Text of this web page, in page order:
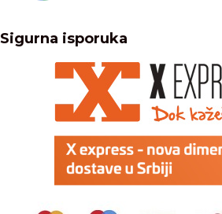
Sigurna isporuka